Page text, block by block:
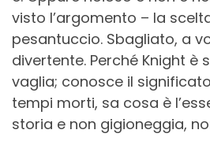
visto l’argomento – la
pesantuccio. Sbagliato, a
divertente. Perché Knight è
vaglia; conosce il
tempi morti, sa cosa è
storia e non gigioneggia,